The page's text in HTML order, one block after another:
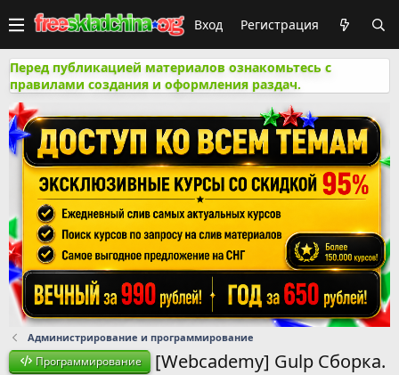
Вход Регистрация
Перед публикацией материалов ознакомьтесь с
правилами создания и оформления раздач.
Администрирование и программирование
Программирование
[Webcademy] Gulp Сборка.